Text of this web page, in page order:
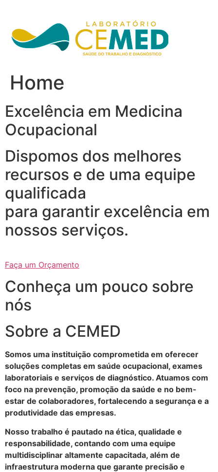
conteúdo
Home
Excelência em Medicina
Ocupacional
Dispomos dos melhores
recursos e de uma equipe
qualificada
para garantir excelência em
nossos serviços.
Faça um Orçamento
Conheça um pouco sobre
nós
Sobre a CEMED
Somos uma instituição comprometida em oferecer
soluções completas em saúde ocupacional, exames
laboratoriais e serviços de diagnóstico. Atuamos com
foco na prevenção, promoção da saúde e no bem-
estar de colaboradores, fortalecendo a segurança e a
produtividade das empresas.
Nosso trabalho é pautado na ética, qualidade e
responsabilidade, contando com uma equipe
multidisciplinar altamente capacitada, além de
infraestrutura moderna que garante precisão e